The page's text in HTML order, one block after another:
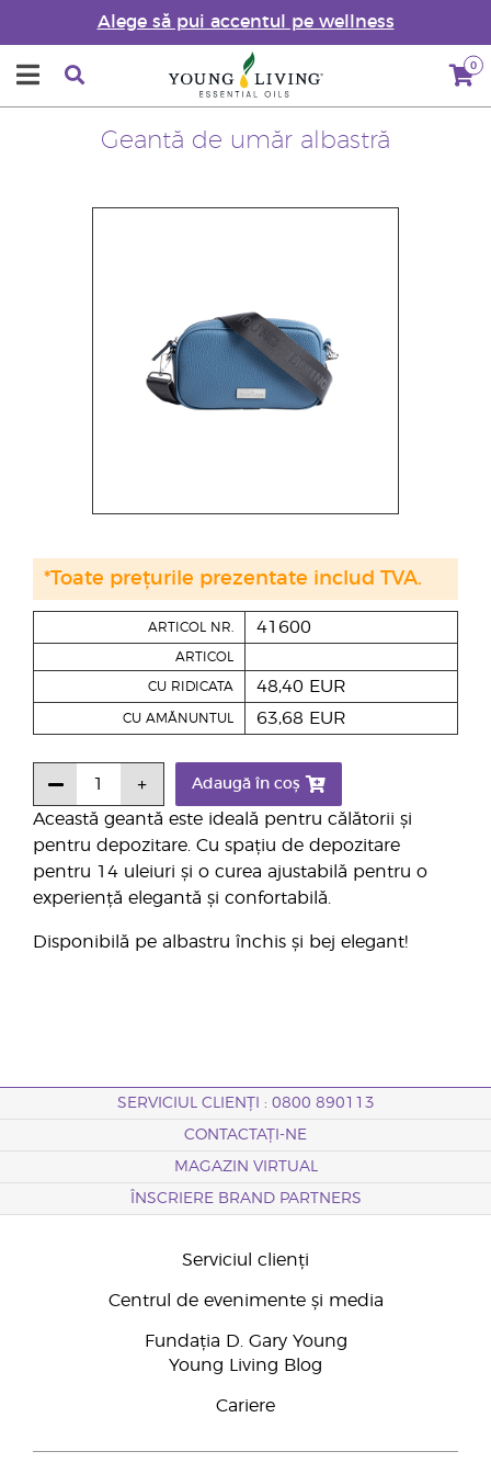
Alege să pui accentul pe wellness
0
Geantă de umăr albastră
Această geantă este ideală pentru călătorii și
pentru depozitare. Cu spațiu de depozitare
pentru 14 uleiuri și o curea ajustabilă pentru o
experiență elegantă și confortabilă.
Disponibilă pe albastru închis și bej elegant!
ARTICOL NR. 41600
ARTICOL
CU RIDICATA 48,40 EUR
CU AMĂNUNTUL 63,68 EUR
Adaugă în coș
*Toate prețurile prezentate includ TVA.
SERVICIUL CLIENȚI : 0800 890113
CONTACTAȚI-NE
MAGAZIN VIRTUAL
ÎNSCRIERE BRAND PARTNERS
Serviciul clienți
Centrul de evenimente și media
Fundația D. Gary Young
Young Living Blog
Cariere